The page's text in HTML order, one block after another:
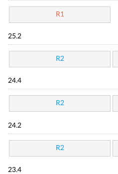
R1
25.2
R2
24.4
R2
24.2
R2
23.4